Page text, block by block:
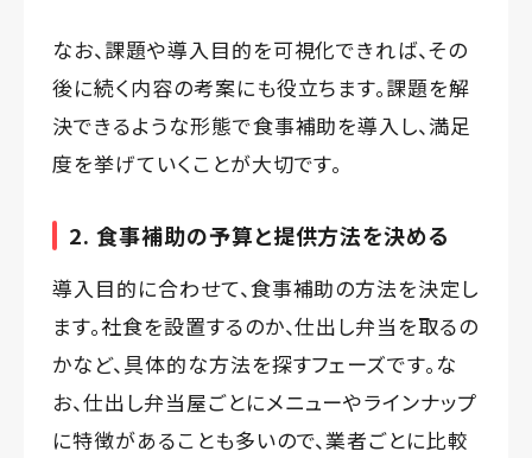
なお、課題や導入目的を可視化できれば、その
後に続く内容の考案にも役立ちます。課題を解
決できるような形態で食事補助を導入し、満足
度を挙げていくことが大切です。
2. 食事補助の予算と提供方法を決める
導入目的に合わせて、食事補助の方法を決定し
ます。社食を設置するのか、仕出し弁当を取るの
かなど、具体的な方法を探すフェーズです。な
お、仕出し弁当屋ごとにメニューやラインナップ
に特徴があることも多いので、業者ごとに比較